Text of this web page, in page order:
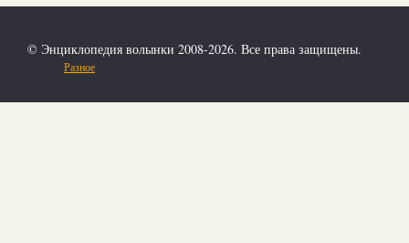
© Энциклопедия волынки 2008-2026. Все права защищены.
Разное